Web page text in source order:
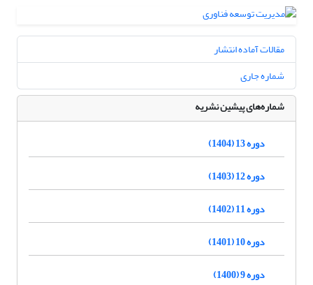
مقالات آماده انتشار
شماره جاری
شماره‌های پیشین نشریه
دوره 13 (1404)
دوره 12 (1403)
دوره 11 (1402)
دوره 10 (1401)
دوره 9 (1400)